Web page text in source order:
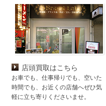
店頭買取はこちら
お車でも、仕事帰りでも、空いた
時間でも、お近くの店舗へぜひ気
軽に立ち寄りくださいませ。